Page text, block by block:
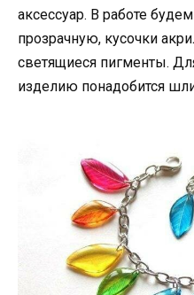
аксессуар. В работе
прозрачную, кусочки
светящиеся пигменты.
изделию понадобится